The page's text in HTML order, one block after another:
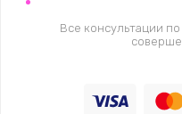
Замена
Все консультации